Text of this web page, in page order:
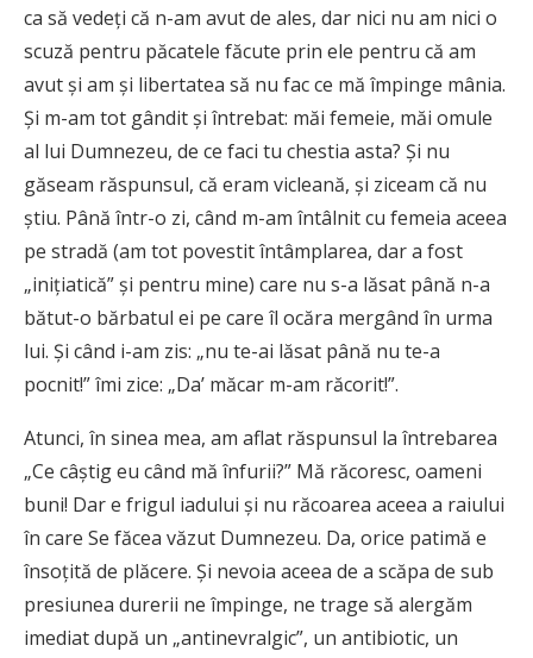
ca să vedeți că n-am avut de ales, dar nici nu am nici o
scuză pentru păcatele făcute prin ele pentru că am
avut și am și libertatea să nu fac ce mă împinge mânia.
Și m-am tot gândit și întrebat: măi femeie, măi omule
al lui Dumnezeu, de ce faci tu chestia asta? Și nu
găseam răspunsul, că eram vicleană, și ziceam că nu
știu. Până într-o zi, când m-am întâlnit cu femeia aceea
pe stradă (am tot povestit întâmplarea, dar a fost
„inițiatică” și pentru mine) care nu s-a lăsat până n-a
bătut-o bărbatul ei pe care îl ocăra mergând în urma
lui. Și când i-am zis: „nu te-ai lăsat până nu te-a
pocnit!” îmi zice: „Da’ măcar m-am răcorit!”.
Atunci, în sinea mea, am aflat răspunsul la întrebarea
„Ce câștig eu când mă înfurii?” Mă răcoresc, oameni
buni! Dar e frigul iadului și nu răcoarea aceea a raiului
în care Se făcea văzut Dumnezeu. Da, orice patimă e
însoțită de plăcere. Și nevoia aceea de a scăpa de sub
presiunea durerii ne împinge, ne trage să alergăm
imediat după un „antinevralgic”, un antibiotic, un